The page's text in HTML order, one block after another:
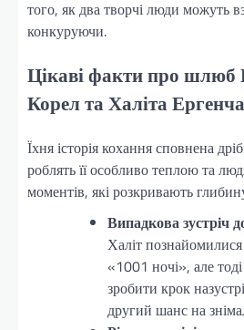
того, як два творчі люди можуть
конкуруючи.
Цікаві факти про шлюб
Корел та Халіта Ергенча
Їхня історія кохання сповнена
роблять її особливо теплою та
моментів, які розкривають
Випадкова зустріч
Халіт
«1001 ночі», але
зробити крок
другий шанс на